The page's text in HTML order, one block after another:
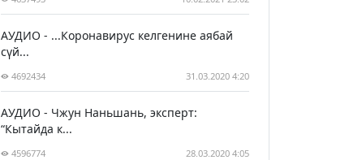
АУДИО - ...Коронавирус келгенине аябай
сүй...
4692434 31.03.2020 4:20
АУДИО - Чжун Наньшань, эксперт:
“Кытайда к...
4596774 28.03.2020 4:05